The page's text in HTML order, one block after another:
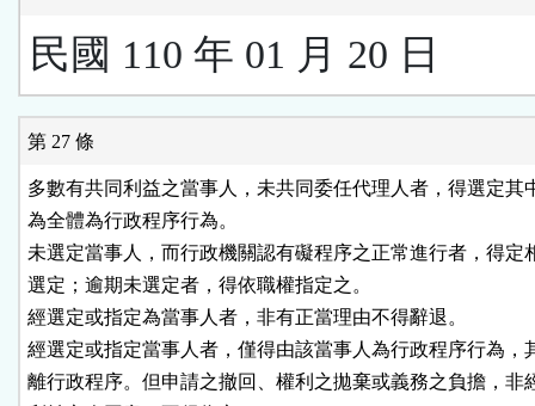
民國 110 年 01 月 20 日
第 27 條
多數有共同利益之當事人，未共同委任代理人者，得選定其
為全體為行政程序行為。
未選定當事人，而行政機關認有礙程序之正常進行者，得定
選定；逾期未選定者，得依職權指定之。
經選定或指定為當事人者，非有正當理由不得辭退。
經選定或指定當事人者，僅得由該當事人為行政程序行為，
離行政程序。但申請之撤回、權利之拋棄或義務之負擔，非